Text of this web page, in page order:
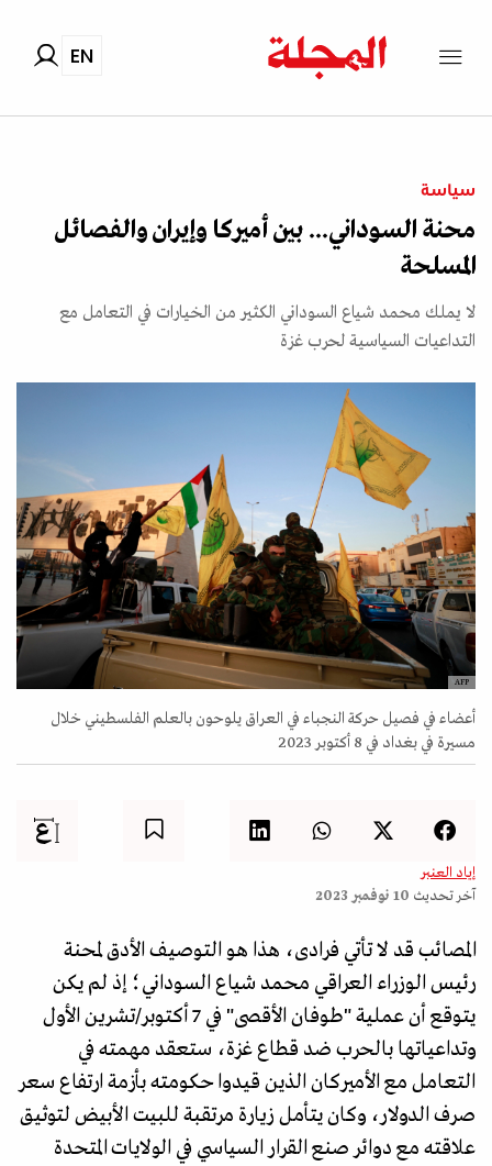
EN
سياسة
محنة السوداني... بين أميركا وإيران والفصائل
المسلحة
لا يملك محمد شياع السوداني الكثير من الخيارات في التعامل مع
التداعيات السياسية لحرب غزة
AFP
أعضاء في فصيل حركة النجباء في العراق يلوحون بالعلم الفلسطيني خلال
مسيرة في بغداد في 8 أكتوبر 2023
إياد العنبر
آخر تحديث 10 نوفمبر 2023
المصائب قد لا تأتي فرادى، هذا هو التوصيف الأدق لمحنة
رئيس الوزراء العراقي محمد شياع السوداني؛ إذ لم يكن
يتوقع أن عملية "طوفان الأقصى" في 7 أكتوبر/تشرين الأول
وتداعياتها بالحرب ضد قطاع غزة، ستعقد مهمته في
التعامل مع الأميركان الذين قيدوا حكومته بأزمة ارتفاع سعر
صرف الدولار، وكان يتأمل زيارة مرتقبة للبيت الأبيض لتوثيق
علاقته مع دوائر صنع القرار السياسي في الولايات المتحدة